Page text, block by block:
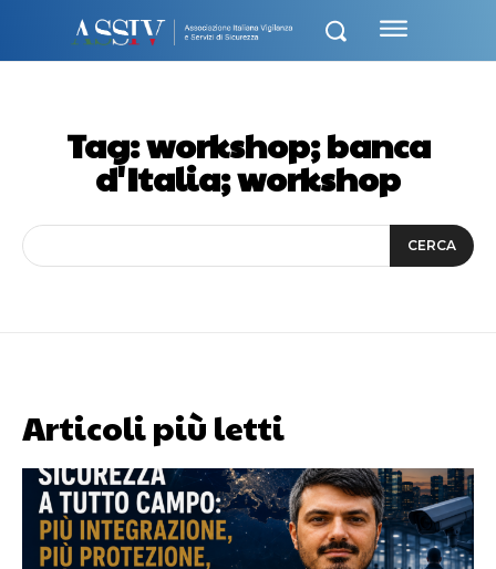
Tag:workshop; banca
d'Italia; workshop
CERCA
Articoli più letti